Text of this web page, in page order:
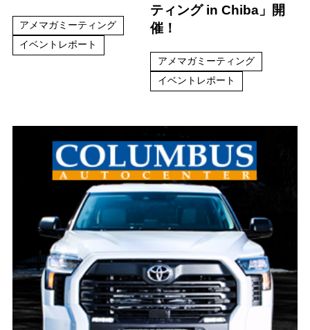
アメマガミーティング
イベントレポート
ティング in Chiba」開
催！
アメマガミーティング
イベントレポート